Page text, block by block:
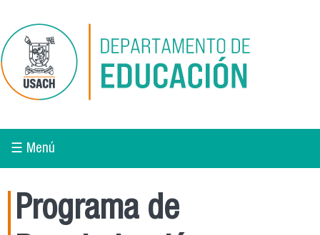
☰ Menú
Programa de